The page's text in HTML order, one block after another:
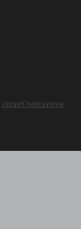
Upraviť nastavenie